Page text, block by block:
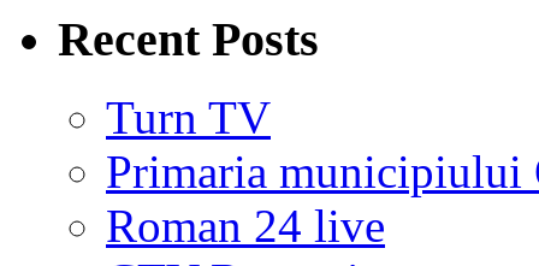
Recent Posts
Turn TV
Primaria municipiului
Roman 24 live